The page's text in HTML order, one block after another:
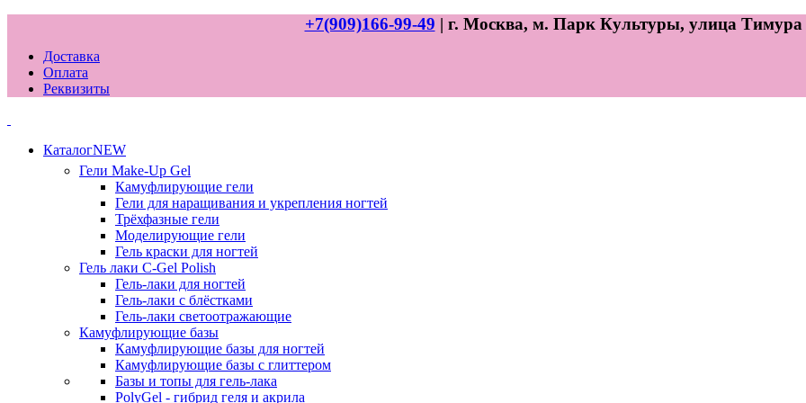
+7(909)166-99-49 | г. Москва, м. Парк Культуры, улица Тимура
Доставка
Оплата
Реквизиты
КаталогNEW
Гели Make-Up Gel
Камуфлирующие гели
Гели для наращивания и укрепления ногтей
Трёхфазные гели
Моделирующие гели
Гель краски для ногтей
Гель лаки C-Gel Polish
Гель-лаки для ногтей
Гель-лаки с блёстками
Гель-лаки светоотражающие
Камуфлирующие базы
Камуфлирующие базы для ногтей
Камуфлирующие базы с глиттером
Базы и топы для гель-лака
PolyGel - гибрид геля и акрила